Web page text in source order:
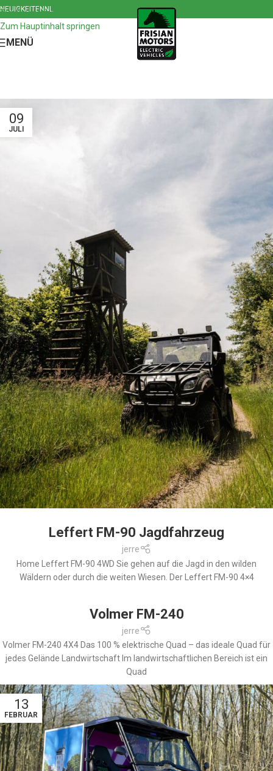
Zur Navigation springen
Zum Hauptinhalt springen
NEUIGKEITENNL
MENÜ
09
JULI
Leffert FM-90 Jagdfahrzeug
jerre
Home Leffert FM-90 4WD Sie gehen auf die Jagd in den wilden
Wäldern oder durch die weiten Wiesen. Der Leffert FM-90 4×4
Volmer FM-240
jerre
Volmer FM-240 4X4 Das 100 % elektrische Quad – das ideale Quad für
jedes Gelände Landwirtschaft Im landwirtschaftlichen Bereich ist ein
Quad
13
FEBRUAR